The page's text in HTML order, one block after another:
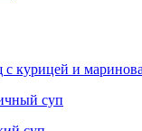
курицей и
суп